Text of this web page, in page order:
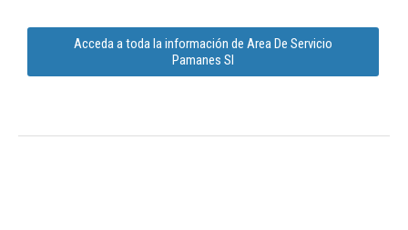
Acceda a toda la información de Area De Servicio
Pamanes Sl